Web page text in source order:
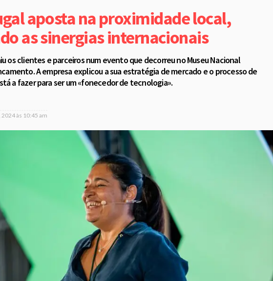
aposta na proximidade local,
as sinergias internacionais
os clientes e parceiros num evento que decorreu no Museu Nacional
A empresa explicou a sua estratégia de mercado e o processo de
a fazer para ser um «fonecedor de tecnologia».
2024 às 10:45 am